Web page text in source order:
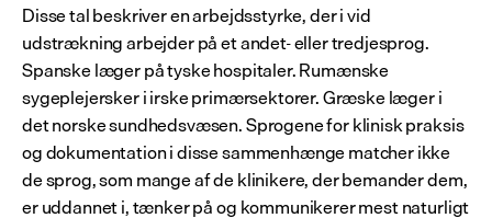
Disse tal beskriver en arbejdsstyrke, der i vid
udstrækning arbejder på et andet- eller tredjesprog.
Spanske læger på tyske hospitaler. Rumænske
sygeplejersker i irske primærsektorer. Græske læger i
det norske sundhedsvæsen. Sprogene for klinisk praksis
og dokumentation i disse sammenhænge matcher ikke
de sprog, som mange af de klinikere, der bemander dem,
er uddannet i, tænker på og kommunikerer mest naturligt